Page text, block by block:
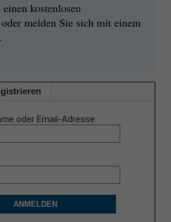
kostenlosen
melden Sie sich mit einem
oder Email-Adresse
ANMELDEN